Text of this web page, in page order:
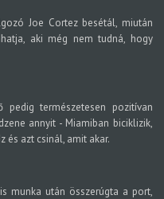
Joe Cortez besétál, miután
aki még nem tudná, hogy
természetesen pozitívan
annyit - Miamiban biciklizik,
azt csinál, amit akar.
munka után összerúgta a port,